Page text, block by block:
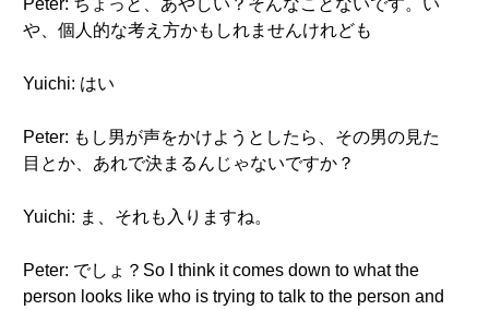
Peter: ちょっと、あやしい？そんなことないです。い
や、個人的な考え方かもしれませんけれども
Yuichi: はい
Peter: もし男が声をかけようとしたら、その男の見た
目とか、あれで決まるんじゃないですか？
Yuichi: ま、それも入りますね。
Peter: でしょ？So I think it comes down to what the
person looks like who is trying to talk to the person and